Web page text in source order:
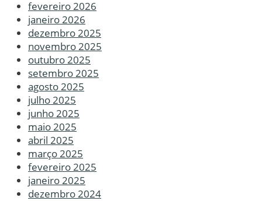
fevereiro 2026
janeiro 2026
dezembro 2025
novembro 2025
outubro 2025
setembro 2025
agosto 2025
julho 2025
junho 2025
maio 2025
abril 2025
março 2025
fevereiro 2025
janeiro 2025
dezembro 2024